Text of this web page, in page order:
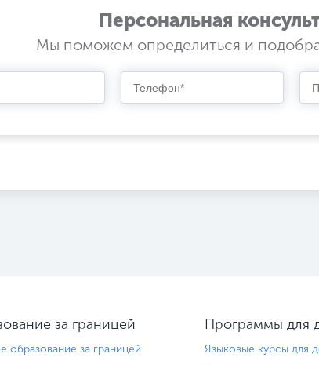
Персональная
Мы поможем определиться и
за границей
образование за границей
Программы для
Языковые курсы для